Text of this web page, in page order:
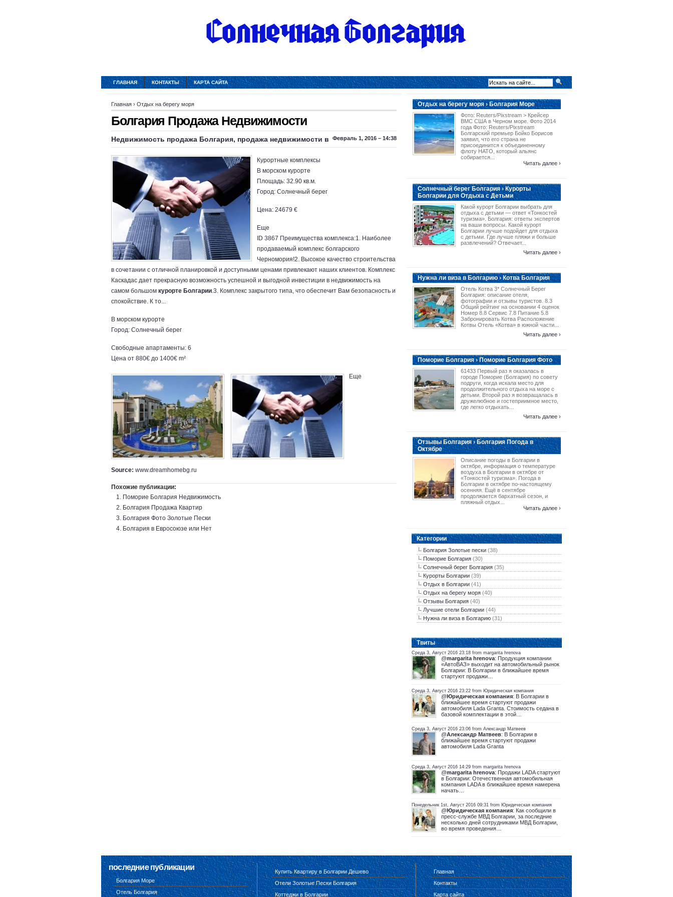
ГЛАВНАЯ КОНТАКТЫ КАРТА САЙТА
Главная › Отдых на берегу моря
Болгария Продажа Недвижимости
Недвижимость продажа Болгария, продажа недвижимости в Февраль 1, 2016 – 14:38
Курортныe комплексы
В морском курорте
Площадь: 32.90 кв.м.
Город: Солнечный берег
Цена: 24679 €
Еще
ID 3867 Преимущества комплекса:1. Наиболее
продаваемый комплекс болгарского
Черномория!2. Высокое качество строительства
в сочетании с отличной планировкой и доступными ценами привлекают наших клиентов. Комплекс
Каскадас дает прекрасную возможность успешной и выгодной инвестиции в недвижимость на
самом большом курорте Болгарии.3. Комплекс закрытого типа, что обеспечит Вам безопасность и
спокойствие. К то...
В морском курорте
Город: Солнечный берег
Свободные апартаменты: 6
Цена от 880€ до 1400€ m²
Еще
Source: www.dreamhomebg.ru
Похожие публикации:
Поморие Болгария Недвижимость
Болгария Продажа Квартир
Болгария Фото Золотые Пески
Болгария в Евросоюзе или Нет
Отдых на берегу моря › Болгария Море
Фото: Reuters/Pixstream > Крейсер
ВМС США в Черном море. Фото 2014
года Фото: Reuters/Pixstream
Болгарский премьер Бойко Борисов
заявил, что его страна не
присоединится к объединенному
флоту НАТО, который альянс
собирается...
Читать далее ›
Солнечный берег Болгария › Курорты
Болгарии для Отдыха с Детьми
Какой курорт Болгарии выбрать для
отдыха с детьми — ответ «Тонкостей
туризма». Болгария: ответы экспертов
на ваши вопросы. Какой курорт
Болгарии лучше подойдет для отдыха
с детьми. Где лучше пляжи и больше
развлечений? Отвечает...
Читать далее ›
Нужна ли виза в Болгарию › Котва Болгария
Отель Котва 3* Солнечный Берег
Болгария: описание отеля,
фотографии и отзывы туристов. 8.3
Общий рейтинг на основании 4 оценок
Номер 8.8 Сервис 7.8 Питание 5.8
Забронировать Котва Расположение
Котвы Отель «Котва» в южной части...
Читать далее ›
Поморие Болгария › Поморие Болгария Фото
61433 Первый раз я оказалась в
городе Поморие (Болгария) по совету
подруги, когда искала место для
продолжительного отдыха на море с
детьми. Второй раз я возвращалась в
дружелюбное и гостеприимное место,
где легко отдыхать...
Читать далее ›
Отзывы Болгария › Болгария Погода в
Октябре
Описание погоды в Болгарии в
октябре, информация о температуре
воздуха в Болгарии в октябре от
«Тонкостей туризма». Погода в
Болгарии в октябре по-настоящему
осенняя. Ещё в сентябре
продолжается бархатный сезон, и
пляжный отдых...
Читать далее ›
Категории
Болгария Золотые пески (38)
Поморие Болгария (30)
Солнечный берег Болгария (35)
Курорты Болгарии (39)
Отдых в Болгарии (41)
Отдых на берегу моря (40)
Отзывы Болгария (40)
Лучшие отели Болгарии (44)
Нужна ли виза в Болгарию (31)
Tвиты
Среда 3, Август 2016 23:18 from margarita hrenova
@margarita hrenova: Продукция компании
«АвтоВАЗ» выходит на автомобильный рынок
Болгарии: В Болгарии в ближайшее время
стартуют продажи…
Среда 3, Август 2016 23:22 from Юридическая компания
@Юридическая компания: В Болгарии в
ближайшее время стартуют продажи
автомобиля Lada Granta. Стоимость седана в
базовой комплектации в этой…
Среда 3, Август 2016 23:06 from Александр Матвеев
@Александр Матвеев: В Болгарии в
ближайшее время стартуют продажи
автомобиля Lada Granta
Среда 3, Август 2016 14:29 from margarita hrenova
@margarita hrenova: Продажи LADA стартуют
в Болгарии: Отечественная автомобильная
компания LADA в ближайшее время намерена
начать…
Понедельник 1st, Август 2016 09:31 from Юридическая компания
@Юридическая компания: Как сообщили в
пресс-службе МВД Болгарии, за последние
несколько дней сотрудниками МВД Болгарии,
во время проведения…
последние публикации
Болгария Море
Отель Болгария
Купить Квартиру в Болгарии Дешево
Отели Золотые Пески Болгария
Коттеджи в Болгарии
Главная
Контакты
Карта сайта